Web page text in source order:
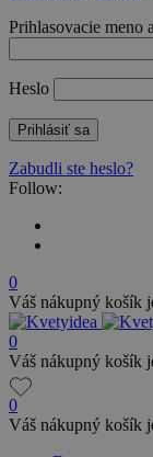
Prihlasovacie meno
Heslo
Zabudli ste heslo?
Follow:
0
Váš nákupný košík
0
Váš nákupný košík
0
Váš nákupný košík